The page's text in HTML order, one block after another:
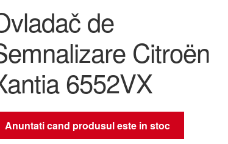
de
Citroën
6552VX
Anuntati cand produsul este in stoc